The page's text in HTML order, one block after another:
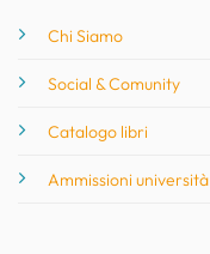
Chi Siamo
Social & Comunity
Catalogo libri
Ammissioni università